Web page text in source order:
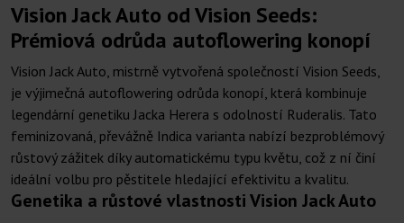
Vision Jack Auto od Vision Seeds:
Prémiová odrůda autoflowering konopí
Vision Jack Auto, mistrně vytvořená společností Vision Seeds,
je výjimečná autoflowering odrůda konopí, která kombinuje
legendární genetiku Jacka Herera s odolností Ruderalis. Tato
feminizovaná, převážně Indica varianta nabízí bezproblémový
růstový zážitek díky automatickému typu květu, což z ní činí
ideální volbu pro pěstitele hledající efektivitu a kvalitu.
Genetika a růstové vlastnosti Vision Jack Auto